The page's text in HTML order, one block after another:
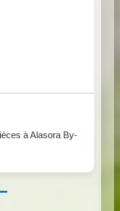
à Alasora By-